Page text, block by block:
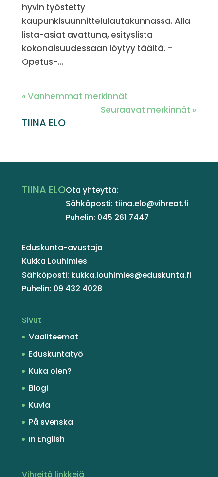
hyvin työstetty
kaupunkisuunnittelulautakunnassa. Alla
lista-asiat avattuna, esityslista
kokonaisuudessaan löytyy täältä. –
Opetus-...
« Vanhemmat merkinnät
Seuraavat merkinnät »
TIINA ELO
TIINA ELOOta yhteyttä:
Sähköposti: tiina.elo@vihreat.fi
Puhelin: 045 261 7447
Eduskunta-avustaja
Kukka Louhimies
Sähköposti: kukka.louhimies@eduskunta.fi
Puhelin: 09 432 4028
Sivut
Vaaliteemat
Eduskuntatyö
Kuka olen?
Blogi
Kuvia
På svenska
In English
Vihreitä linkkejä